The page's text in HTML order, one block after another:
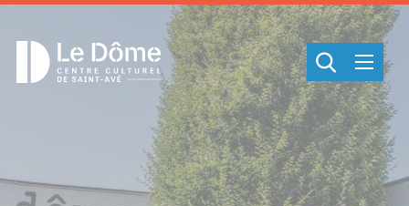
Cookies management panel